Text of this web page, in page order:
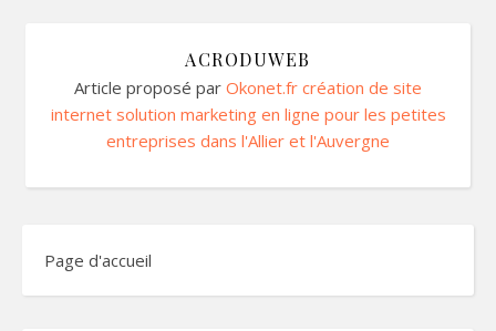
ACRODUWEB
Article proposé par Okonet.fr création de site
internet solution marketing en ligne pour les petites
entreprises dans l'Allier et l'Auvergne
Page d'accueil